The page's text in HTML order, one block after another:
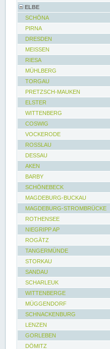
ELBE
SCHÖNA
PIRNA
DRESDEN
MEISSEN
RIESA
MÜHLBERG
TORGAU
PRETZSCH-MAUKEN
ELSTER
WITTENBERG
COSWIG
VOCKERODE
ROSSLAU
DESSAU
AKEN
BARBY
SCHÖNEBECK
MAGDEBURG-BUCKAU
MAGDEBURG-STROMBRÜCKE
ROTHENSEE
NIEGRIPP AP
ROGÄTZ
TANGERMÜNDE
STORKAU
SANDAU
SCHARLEUK
WITTENBERGE
MÜGGENDORF
SCHNACKENBURG
LENZEN
GORLEBEN
DÖMITZ